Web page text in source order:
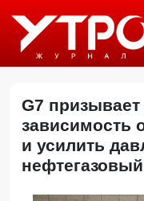
G7 призывает
зависимость
и усилить